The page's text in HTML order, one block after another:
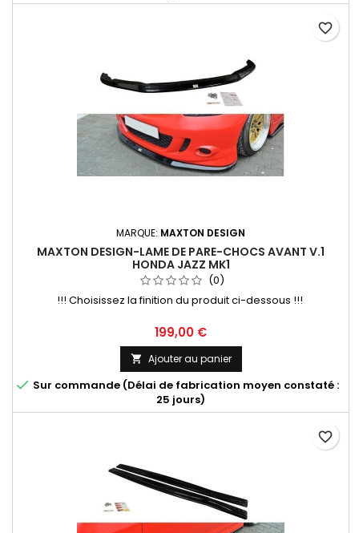
MARQUE: MAXTON DESIGN
MAXTON DESIGN-LAME DE PARE-CHOCS AVANT V.1
HONDA JAZZ MK1
(0)
!!! Choisissez la finition du produit ci-dessous !!!
Prix
199,00 €
 Ajouter au panier
 Sur commande (Délai de fabrication moyen constaté :
25 jours)
favorite_border
favorite_border